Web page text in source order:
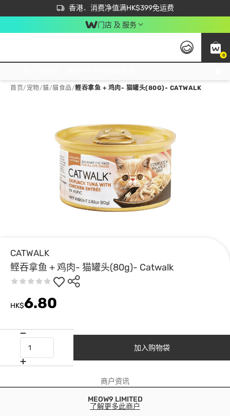
香港．消费净值满HK$399免运费
立即成为易赏钱会员尽享独家优惠
首次APP下单买满$450 输入 NEWAPP 即减$50
门店 及 服务
0
首页/ 宠物/貓/貓食品/鲣吞拿鱼 + 鸡肉- 猫罐头(80G)- CATWALK
CATWALK
鲣吞拿鱼 + 鸡肉- 猫罐头(80g)- Catwalk
HK$6.80
加入购物袋
商户资讯
MEOW9 LIMITED
了解更多此商户